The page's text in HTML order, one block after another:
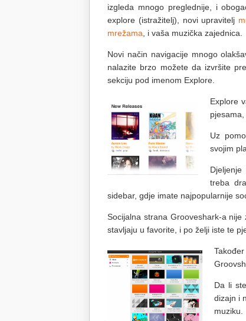
izgleda mnogo preglednije, i
explore (istražitelj), novi upravitelj
mrežama , i vaša muzička zajednica.
Novi način navigacije mnogo
nalazite brzo možete da izvršite
sekciju pod imenom Explore.
Explore
pjesama,
Uz
svojim
treba
sidebar, gdje imate najpopularnije
Socijalna strana Grooveshark-a
stavljaju u favorite, i po želji iste te
Da li
dizajn i
muziku.